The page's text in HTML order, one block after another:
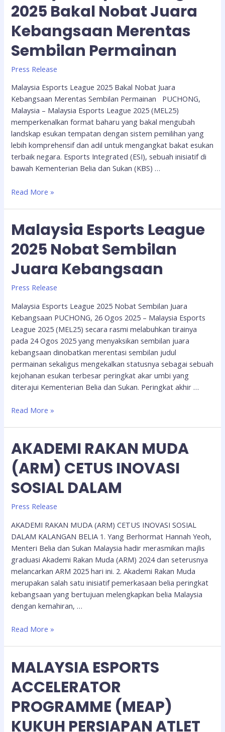
2025 Bakal Nobat Juara
Kebangsaan Merentas
Sembilan Permainan
Press Release
Malaysia Esports League 2025 Bakal Nobat Juara
Kebangsaan Merentas Sembilan Permainan PUCHONG,
Malaysia – Malaysia Esports League 2025 (MEL25)
memperkenalkan format baharu yang bakal mengubah
landskap esukan tempatan dengan sistem pemilihan yang
lebih komprehensif dan adil untuk mengangkat bakat esukan
terbaik negara. Esports Integrated (ESI), sebuah inisiatif di
bawah Kementerian Belia dan Sukan (KBS) …
Read More »
Malaysia Esports League
2025 Nobat Sembilan
Juara Kebangsaan
Press Release
Malaysia Esports League 2025 Nobat Sembilan Juara
Kebangsaan PUCHONG, 26 Ogos 2025 – Malaysia Esports
League 2025 (MEL25) secara rasmi melabuhkan tirainya
pada 24 Ogos 2025 yang menyaksikan sembilan juara
kebangsaan dinobatkan merentasi sembilan judul
permainan sekaligus mengekalkan statusnya sebagai sebuah
kejohanan esukan terbesar peringkat akar umbi yang
diterajui Kementerian Belia dan Sukan. Peringkat akhir …
Read More »
AKADEMI RAKAN MUDA
(ARM) CETUS INOVASI
SOSIAL DALAM
Press Release
AKADEMI RAKAN MUDA (ARM) CETUS INOVASI SOSIAL
DALAM KALANGAN BELIA 1. Yang Berhormat Hannah Yeoh,
Menteri Belia dan Sukan Malaysia hadir merasmikan majlis
graduasi Akademi Rakan Muda (ARM) 2024 dan seterusnya
melancarkan ARM 2025 hari ini. 2. Akademi Rakan Muda
merupakan salah satu inisiatif pemerkasaan belia peringkat
kebangsaan yang bertujuan melengkapkan belia Malaysia
dengan kemahiran, …
Read More »
MALAYSIA ESPORTS
ACCELERATOR
PROGRAMME (MEAP)
KUKUH PERSIAPAN ATLET